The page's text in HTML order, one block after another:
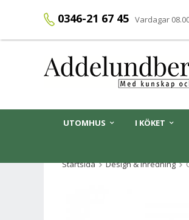
0346-21 67 45 Vardagar
UTOMHUS I KÖKET
Startsida
Design & Inredning